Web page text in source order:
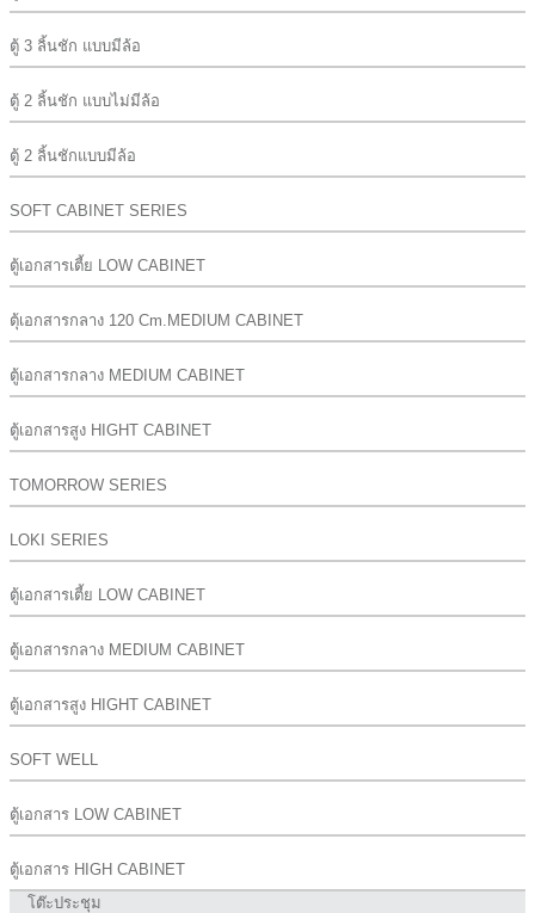
ตู้ 3 ลิ้นชัก แบบมีล้อ
ตู้ 2 ลิ้นชัก แบบไม่มีล้อ
ตู้ 2 ลิ้นชักแบบมีล้อ
SOFT CABINET SERIES
ตู้เอกสารเตี้ย LOW CABINET
ตุ้เอกสารกลาง 120 Cm.MEDIUM CABINET
ตู้เอกสารกลาง MEDIUM CABINET
ตู้เอกสารสูง HIGHT CABINET
TOMORROW SERIES
LOKI SERIES
ตู้เอกสารเตี้ย LOW CABINET
ตู้เอกสารกลาง MEDIUM CABINET
ตู้เอกสารสูง HIGHT CABINET
SOFT WELL
ตู้เอกสาร LOW CABINET
ตู้เอกสาร HIGH CABINET
โต๊ะประชุม